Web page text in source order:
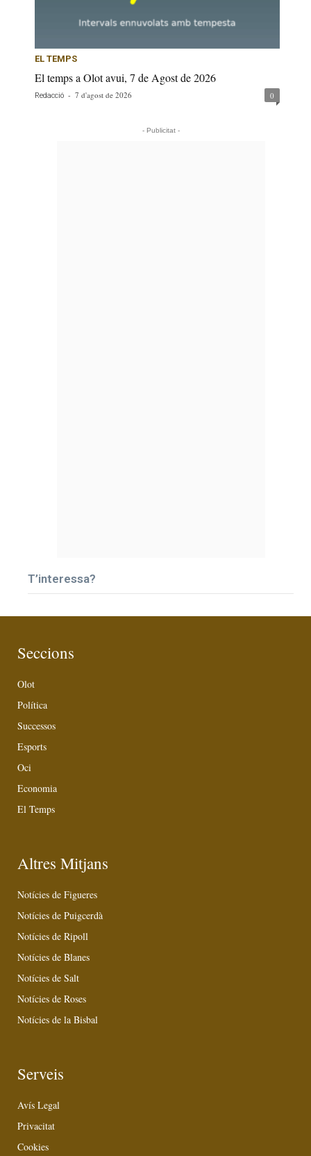
EL TEMPS
El temps a Olot avui, 7 de Agost de 2026
Redacció - 7 d'agost de 2026 0
- Publicitat -
T’interessa?
Seccions
Olot
Política
Successos
Esports
Oci
Economia
El Temps
Altres Mitjans
Notícies de Figueres
Notícies de Puigcerdà
Notícies de Ripoll
Notícies de Blanes
Notícies de Salt
Notícies de Roses
Notícies de la Bisbal
Serveis
Avís Legal
Privacitat
Cookies